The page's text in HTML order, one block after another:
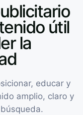
útil
la
educar y
amplio, claro y